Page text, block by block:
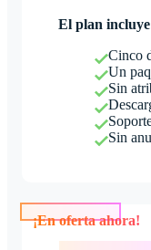
El plan
Cinco
Un
Sin
Sin